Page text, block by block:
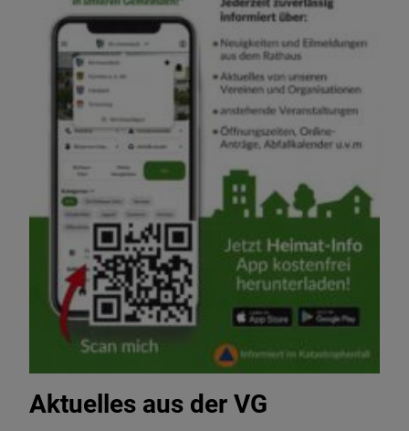
Aktuelles aus der VG